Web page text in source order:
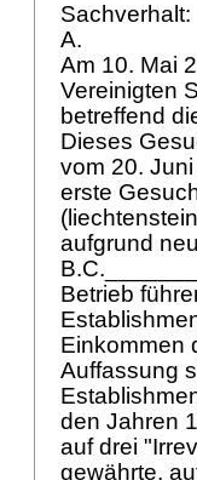
Sachverhalt:
A.
Am 10. Mai
Vereinigten
betreffend
Dieses
vom 20.
erste
aufgrund
Betrieb
Einkommen
Auffassung
den Jahren
auf drei
gewährte,